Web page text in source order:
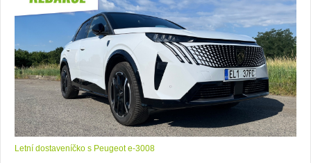
Letní dostaveníčko s Peugeot e-3008